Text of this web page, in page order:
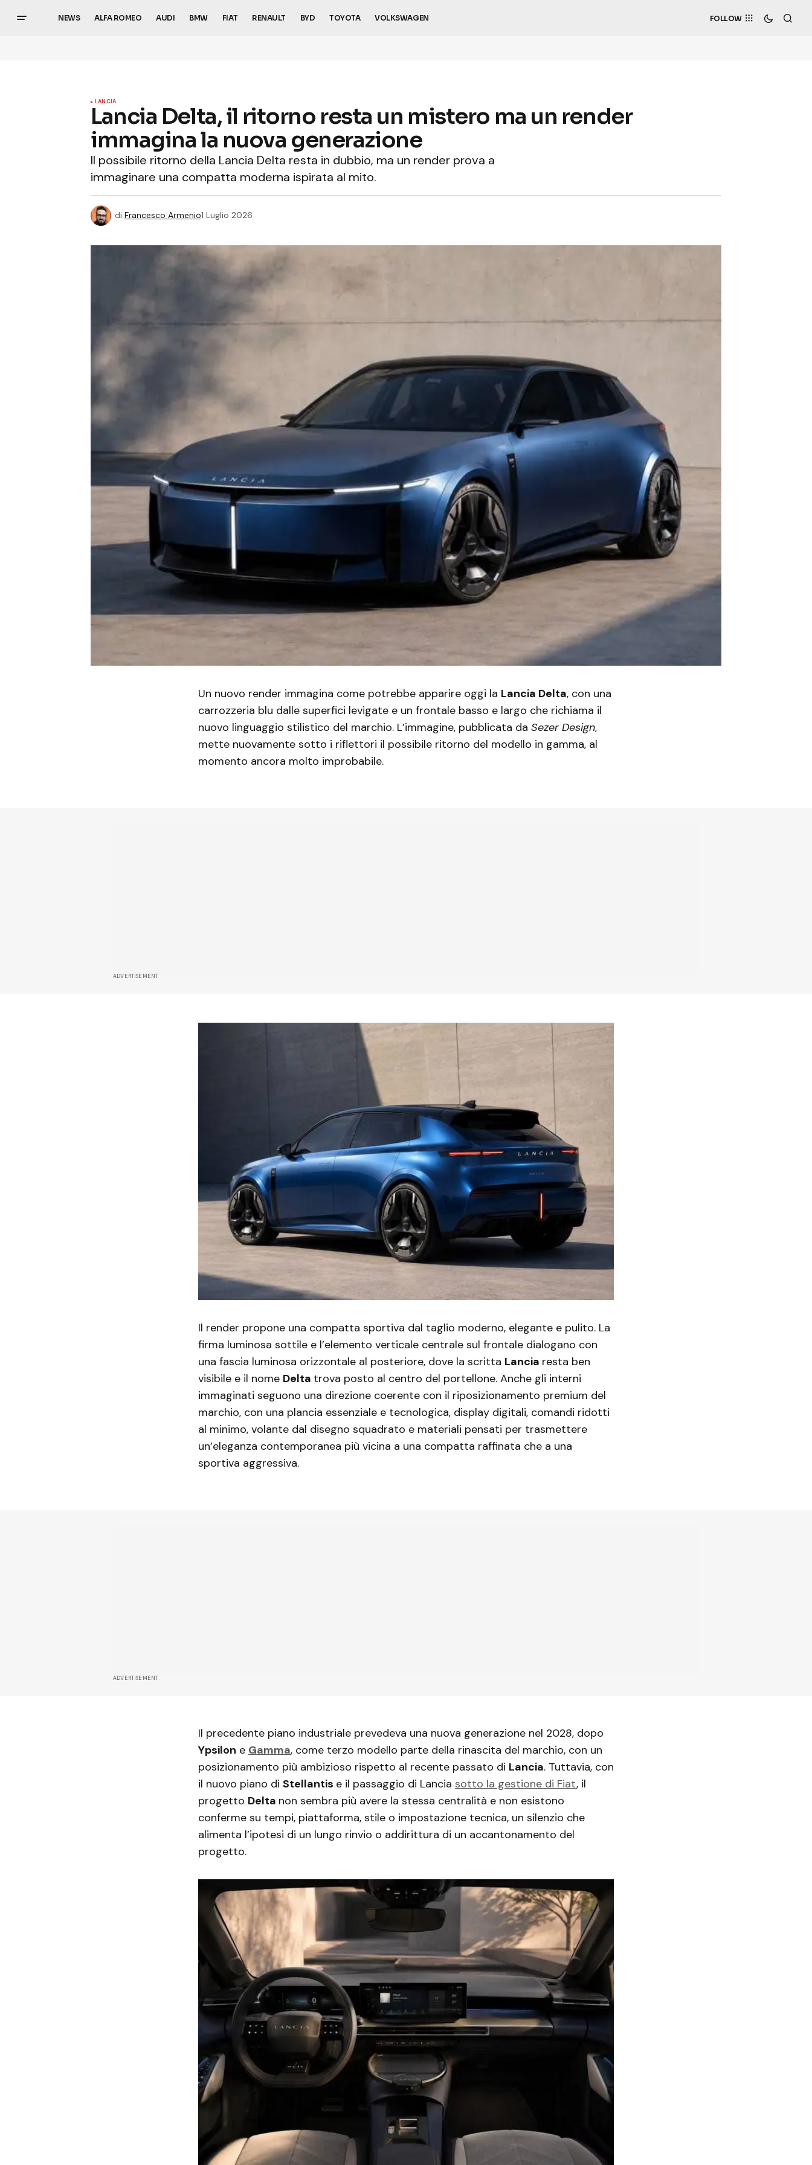
NEWS ALFA ROMEO AUDI BMW FIAT RENAULT BYD TOYOTA VOLKSWAGEN FOLLOW
LANCIA
Lancia Delta, il ritorno resta un mistero ma un render
immagina la nuova generazione
Il possibile ritorno della Lancia Delta resta in dubbio, ma un render prova a
immaginare una compatta moderna ispirata al mito.
di Francesco Armenio1 Luglio 2026
Un nuovo render immagina come potrebbe apparire oggi la Lancia Delta, con una
carrozzeria blu dalle superfici levigate e un frontale basso e largo che richiama il
nuovo linguaggio stilistico del marchio. L’immagine, pubblicata da Sezer Design,
mette nuovamente sotto i riflettori il possibile ritorno del modello in gamma, al
momento ancora molto improbabile.
ADVERTISEMENT
Il render propone una compatta sportiva dal taglio moderno, elegante e pulito. La
firma luminosa sottile e l’elemento verticale centrale sul frontale dialogano con
una fascia luminosa orizzontale al posteriore, dove la scritta Lancia resta ben
visibile e il nome Delta trova posto al centro del portellone. Anche gli interni
immaginati seguono una direzione coerente con il riposizionamento premium del
marchio, con una plancia essenziale e tecnologica, display digitali, comandi ridotti
al minimo, volante dal disegno squadrato e materiali pensati per trasmettere
un’eleganza contemporanea più vicina a una compatta raffinata che a una
sportiva aggressiva.
ADVERTISEMENT
Il precedente piano industriale prevedeva una nuova generazione nel 2028, dopo
Ypsilon e Gamma, come terzo modello parte della rinascita del marchio, con un
posizionamento più ambizioso rispetto al recente passato di Lancia. Tuttavia, con
il nuovo piano di Stellantis e il passaggio di Lancia sotto la gestione di Fiat, il
progetto Delta non sembra più avere la stessa centralità e non esistono
conferme su tempi, piattaforma, stile o impostazione tecnica, un silenzio che
alimenta l’ipotesi di un lungo rinvio o addirittura di un accantonamento del
progetto.